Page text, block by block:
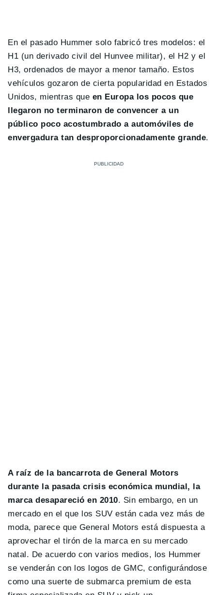
En el pasado Hummer solo fabricó tres modelos: el
H1 (un derivado civil del Hunvee militar), el H2 y el
H3, ordenados de mayor a menor tamaño. Estos
vehículos gozaron de cierta popularidad en Estados
Unidos, mientras que en Europa los pocos que
llegaron no terminaron de convencer a un
público poco acostumbrado a automóviles de
envergadura tan desproporcionadamente grande.
A raíz de la bancarrota de General Motors
durante la pasada crisis económica mundial, la
marca desapareció en 2010. Sin embargo, en un
mercado en el que los SUV están cada vez más de
moda, parece que General Motors está dispuesta a
aprovechar el tirón de la marca en su mercado
natal. De acuerdo con varios medios, los Hummer
se venderán con los logos de GMC, configurándose
como una suerte de submarca premium de esta